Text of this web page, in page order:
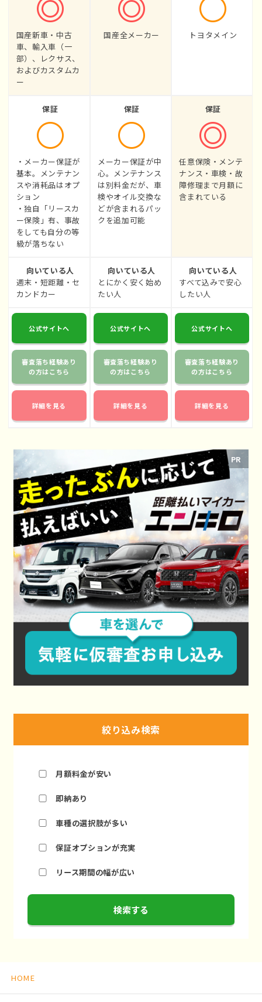
国産新車・中古
車、輸入車（一
部）、レクサス、
およびカスタムカ
ー
国産全メーカー トヨタメイン
保証
・メーカー保証が
基本。メンテナン
スや消耗品はオプ
ション
・独自「リースカ
ー保険」有、事故
をしても自分の等
級が落ちない
保証
メーカー保証が中
心。メンテナンス
は別料金だが、車
検やオイル交換な
どが含まれるパッ
クを追加可能
保証
任意保険・メンテ
ナンス・車検・故
障修理まで月額に
含まれている
向いている人
週末・短距離・セ
カンドカー
向いている人
とにかく安く始め
たい人
向いている人
すべて込みで安心
したい人
公式サイトへ
審査落ち経験あり
の方はこちら
詳細を見る
公式サイトへ
審査落ち経験あり
の方はこちら
詳細を見る
公式サイトへ
審査落ち経験あり
の方はこちら
詳細を見る
PR
絞り込み検索
月額料金が安い
即納あり
車種の選択肢が多い
保証オプションが充実
リース期間の幅が広い
検索する
HOME